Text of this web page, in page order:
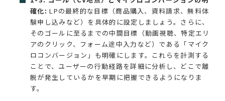
確化: LPの最終的な目標（商品購入、資料請求、無料体
験申し込みなど）を具体的に設定しましょう。さらに、
そのゴールに至るまでの中間目標（動画視聴、特定エリ
アのクリック、フォーム途中入力など）である「マイク
ロコンバージョン」も明確にします。これらを計測する
ことで、ユーザーの行動経路を詳細に分析し、どこで離
脱が発生しているかを早期に把握できるようになりま
す。